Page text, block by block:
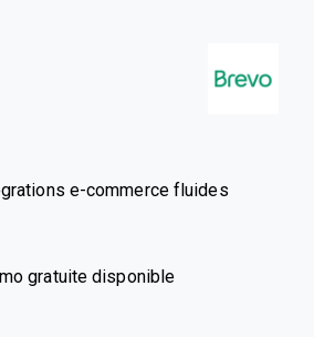
e-commerce fluides
gratuite disponible